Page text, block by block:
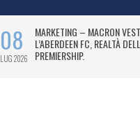
08
LUG 2026
MARKETING – MACRON
L’ABERDEEN FC, REALTÀ
PREMIERSHIP.